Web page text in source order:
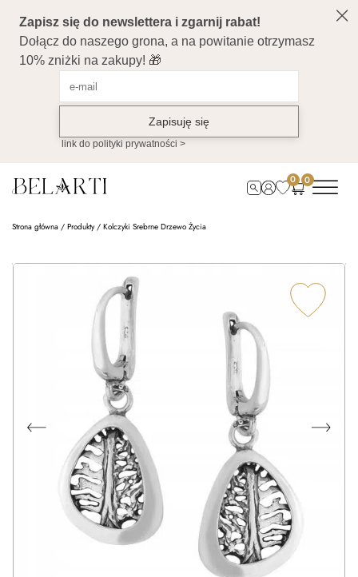
0 0
Strona główna / Produkty/ Kolczyki Srebrne Drzewo Życia